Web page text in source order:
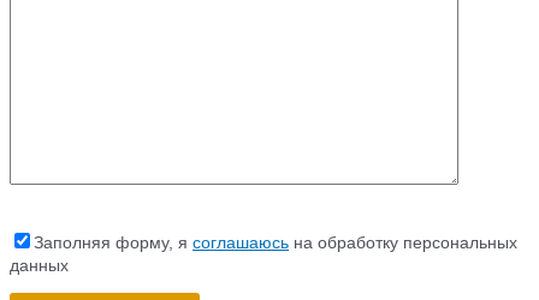
Заполняя форму, я соглашаюсь на обработку персональных
данных